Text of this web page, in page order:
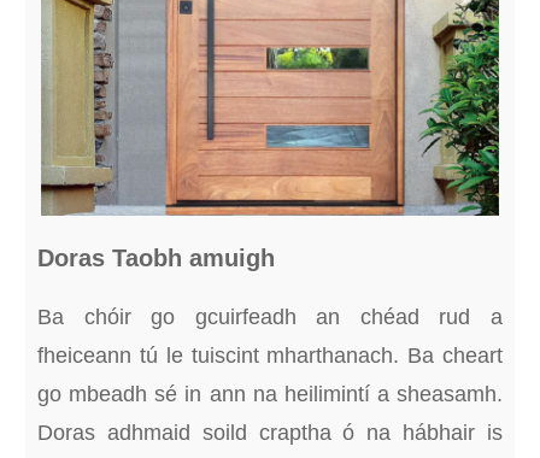
Doras Taobh amuigh
Ba chóir go gcuirfeadh an chéad rud a
fheiceann tú le tuiscint mharthanach. Ba cheart
go mbeadh sé in ann na heilimintí a sheasamh.
Doras adhmaid soild craptha ó na hábhair is